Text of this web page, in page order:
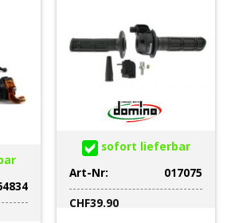
sofort lieferbar
Art-Nr:
017075
CHF39.90